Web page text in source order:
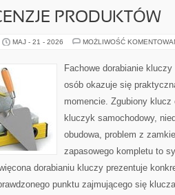
PRODUKTÓW
MAJ - 21 - 2026 MOŻLIWOŚĆ
Fachowe dorabianie
osób okazuje się
momencie. Zgubiony
kluczyk samochodowy,
obudowa, problem z
zapasowego kompletu to
dorabianiu kluczy prezentuje
punktu zajmującego się